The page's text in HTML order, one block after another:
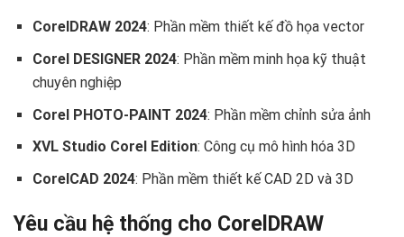
CorelDRAW 2024: Phần mềm thiết kế đồ họa vector
Corel DESIGNER 2024: Phần mềm minh họa kỹ thuật
chuyên nghiệp
Corel PHOTO-PAINT 2024: Phần mềm chỉnh sửa ảnh
XVL Studio Corel Edition: Công cụ mô hình hóa 3D
CorelCAD 2024: Phần mềm thiết kế CAD 2D và 3D
Yêu cầu hệ thống cho CorelDRAW